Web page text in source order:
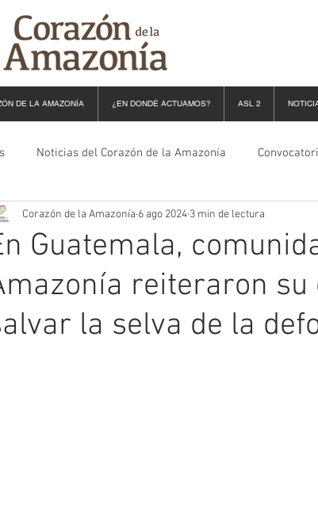
Noticias del Corazón de la Amazonía
Guatemala,
reiteraron
la selva de la
Corazón de la Amazonía 6 ago 2024 3 min de lectura
DE LA AMAZONÍA ¿EN DONDÉ ACTUAMOS? ASL 2